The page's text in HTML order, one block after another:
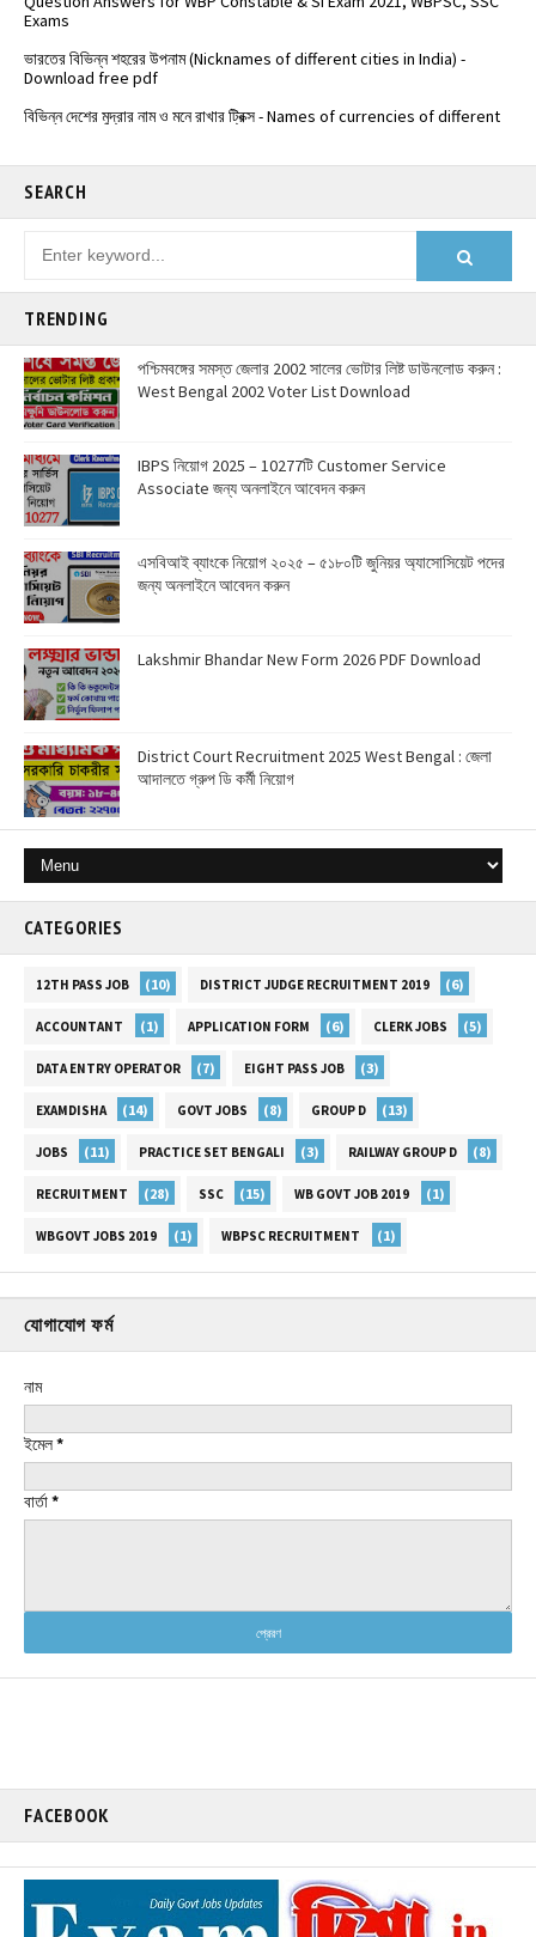
Download free pdf
countries
Highways in India - @Examdisha.in
SEARCH
TRENDING
পশ্চিমবঙ্গের সমস্ত জেলার 2002 সালের ভোটার লিষ্ট ডাউনলোড করুন :
West Bengal 2002 Voter List Download
IBPS নিয়োগ 2025 – 10277টি Customer Service
Associate জন্য অনলাইনে আবেদন করুন
এসবিআই ব্যাংকে নিয়োগ ২০২৫ – ৫১৮০টি জুনিয়র অ্যাসোসিয়েট পদের
জন্য অনলাইনে আবেদন করুন
Lakshmir Bhandar New Form 2026 PDF Download
District Court Recruitment 2025 West Bengal : জেলা
আদালতে গ্রুপ ডি কর্মী নিয়োগ
CATEGORIES
12TH PASS JOB (10) DISTRICT JUDGE RECRUITMENT 2019 (6)
ACCOUNTANT (1) APPLICATION FORM (6) CLERK JOBS (5)
DATA ENTRY OPERATOR (7) EIGHT PASS JOB (3)
EXAMDISHA (14) GOVT JOBS (8) GROUP D (13)
JOBS (11) PRACTICE SET BENGALI (3) RAILWAY GROUP D (8)
RECRUITMENT (28) SSC (15) WB GOVT JOB 2019 (1)
WBGOVT JOBS 2019 (1) WBPSC RECRUITMENT (1)
যোগাযোগ ফর্ম
নাম
ইমেল*
বার্তা*
FACEBOOK